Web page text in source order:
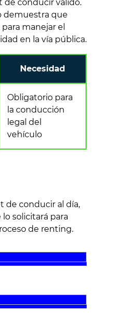
de conducir válido.
demuestra que
manejar el
en la vía pública.
Necesidad
Obligatorio para
la conducción
legal del
vehículo
de conducir al día,
solicitará para
de renting.